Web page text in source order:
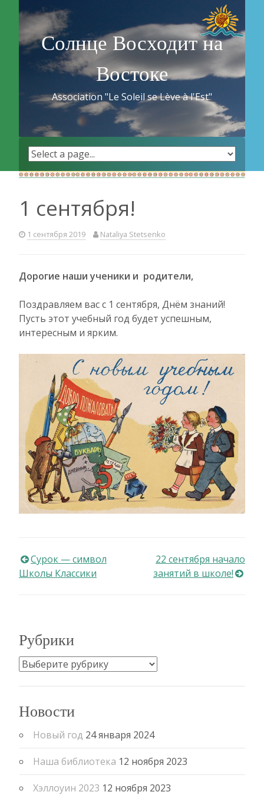
content Солнце Восходит на
Востоке
Association "Le Soleil se Lève à l'Est"
1 сентября!
1 сентября 2019 Nataliya Stetsenko
Дорогие наши ученики и родители,
Поздравляем вас с 1 сентября, Днём знаний!
Пусть этот учебный год будет успешным,
интересным и ярким.
Навигация
Сурок — символ
Школы Классики
22 сентября начало
занятий в школе!
Рубрики
Рубрики
Новости
Новый год 24 января 2024
Наша библиотека 12 ноября 2023
Хэллоуин 2023 12 ноября 2023